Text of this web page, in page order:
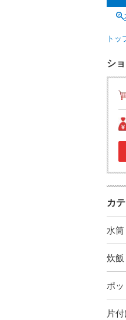
トッ
シ
カ
水
炊飯
ポッ
片